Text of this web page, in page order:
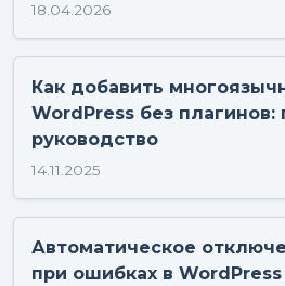
18.04.2026
Как добавить
WordPress без плагинов:
руководство
14.11.2025
Автоматическое
при ошибках в WordPress